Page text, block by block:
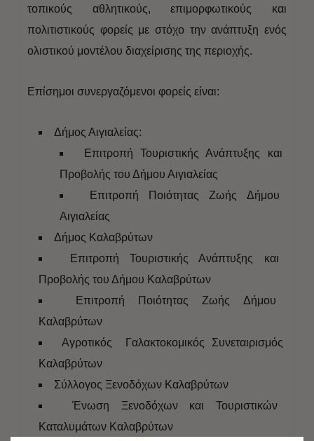
τοπικούς αθλητικούς, επιμορφωτικούς και
πολιτιστικούς φορείς με στόχο την ανάπτυξη ενός
ολιστικού μοντέλου διαχείρισης της περιοχής.
Επίσημοι συνεργαζόμενοι φορείς είναι:
Δήμος Αιγιαλείας:
Επιτροπή Τουριστικής Ανάπτυξης και
Προβολής του Δήμου Αιγιαλείας
Επιτροπή Ποιότητας Ζωής Δήμου
Αιγιαλείας
Δήμος Καλαβρύτων
Επιτροπή Τουριστικής Ανάπτυξης και
Προβολής του Δήμου Καλαβρύτων
Επιτροπή Ποιότητας Ζωής Δήμου
Καλαβρύτων
Αγροτικός Γαλακτοκομικός Συνεταιρισμός
Καλαβρύτων
Σύλλογος Ξενοδόχων Καλαβρύτων
Ένωση Ξενοδόχων και Τουριστικών
Καταλυμάτων Καλαβρύτων